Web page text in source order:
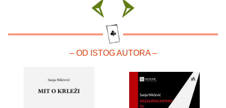
– OD ISTOG AUTORA –